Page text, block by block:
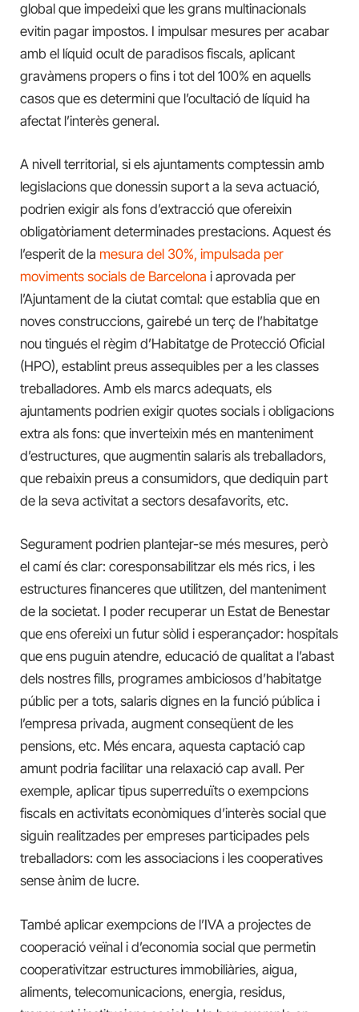
global que impedeixi que les grans multinacionals
evitin pagar impostos. I impulsar mesures per acabar
amb el líquid ocult de paradisos fiscals, aplicant
gravàmens propers o fins i tot del 100% en aquells
casos que es determini que l’ocultació de líquid ha
afectat l’interès general.
A nivell territorial, si els ajuntaments comptessin amb
legislacions que donessin suport a la seva actuació,
podrien exigir als fons d’extracció que ofereixin
obligatòriament determinades prestacions. Aquest és
l’esperit de la mesura del 30%, impulsada per
moviments socials de Barcelona i aprovada per
l’Ajuntament de la ciutat comtal: que establia que en
noves construccions, gairebé un terç de l’habitatge
nou tingués el règim d’Habitatge de Protecció Oficial
(HPO), establint preus assequibles per a les classes
treballadores. Amb els marcs adequats, els
ajuntaments podrien exigir quotes socials i obligacions
extra als fons: que inverteixin més en manteniment
d’estructures, que augmentin salaris als treballadors,
que rebaixin preus a consumidors, que dediquin part
de la seva activitat a sectors desafavorits, etc.
Segurament podrien plantejar-se més mesures, però
el camí és clar: coresponsabilitzar els més rics, i les
estructures financeres que utilitzen, del manteniment
de la societat. I poder recuperar un Estat de Benestar
que ens ofereixi un futur sòlid i esperançador: hospitals
que ens puguin atendre, educació de qualitat a l’abast
dels nostres fills, programes ambiciosos d’habitatge
públic per a tots, salaris dignes en la funció pública i
l’empresa privada, augment conseqüent de les
pensions, etc. Més encara, aquesta captació cap
amunt podria facilitar una relaxació cap avall. Per
exemple, aplicar tipus superreduïts o exempcions
fiscals en activitats econòmiques d’interès social que
siguin realitzades per empreses participades pels
treballadors: com les associacions i les cooperatives
sense ànim de lucre.
També aplicar exempcions de l’IVA a projectes de
cooperació veïnal i d’economia social que permetin
cooperativitzar estructures immobiliàries, aigua,
aliments, telecomunicacions, energia, residus,